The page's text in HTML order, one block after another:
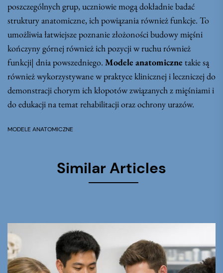
poszczególnych grup, uczniowie mogą dokładnie badać
struktury anatomiczne, ich powiązania również funkcje. To
umożliwia łatwiejsze poznanie złożoności budowy mięśni
kończyny górnej również ich pozycji w ruchu również
funkcji| dnia powszedniego. Modele anatomiczne takie są
również wykorzystywane w praktyce klinicznej i leczniczej do
demonstracji chorym ich kłopotów związanych z mięśniami i
do edukacji na temat rehabilitacji oraz ochrony urazów.
MODELE ANATOMICZNE
Similar Articles